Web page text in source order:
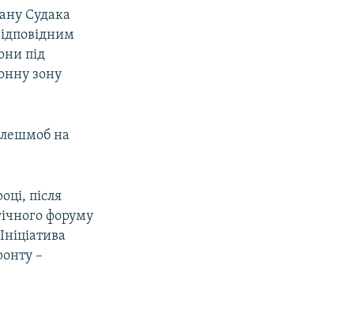
Судака
під
зону
на
після
форуму
–